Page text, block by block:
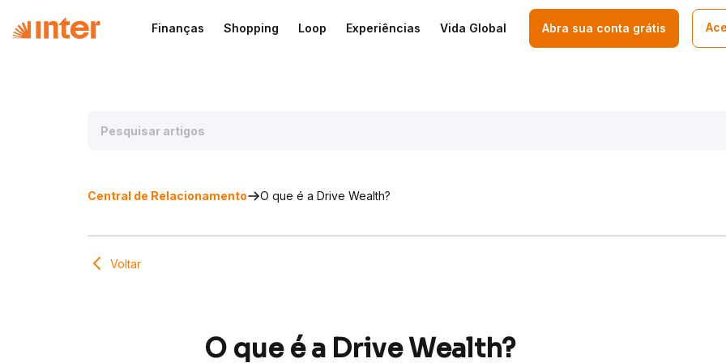
Finanças Shopping Loop Experiências Vida Global Abra sua conta grátis
Central de Relacionamento O que é a Drive Wealth?
Voltar
O que é a Drive Wealth?